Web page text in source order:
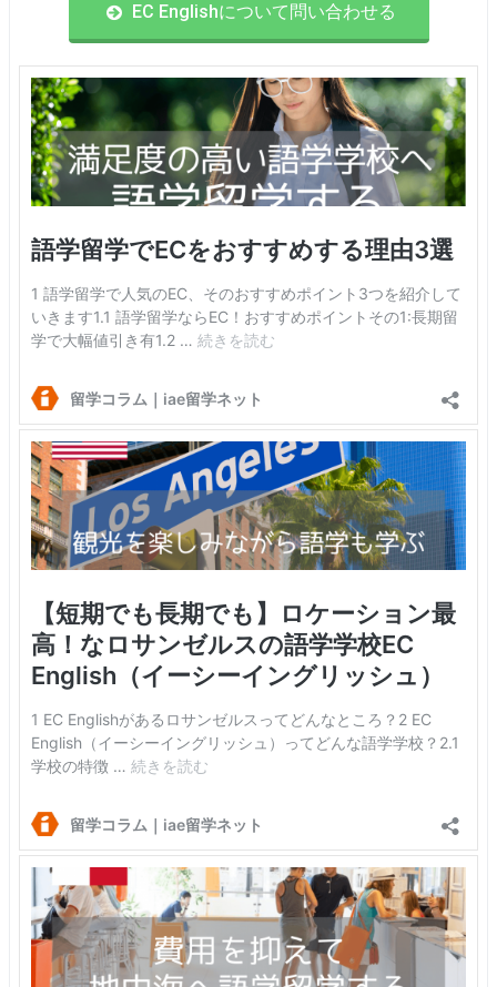
EC Englishについて問い合わせる